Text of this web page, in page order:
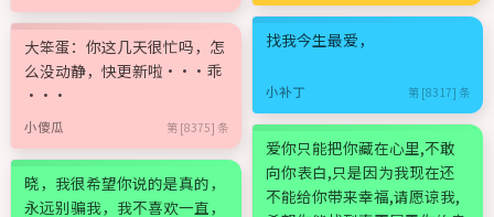
大笨蛋：你这几天很忙吗，怎
么没动静，快更新啦···乖
···
小傻瓜 第 [8375] 条
晓，我很希望你说的是真的，
永远别骗我，我不喜欢一直，
找我今生最爱，
小补丁 第 [8317] 条
爱你只能把你藏在心里,不敢
向你表白,只是因为我现在还
不能给你带来幸福,请愿谅我,